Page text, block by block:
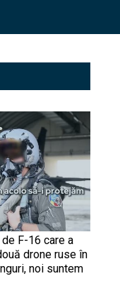
avion de
ale SUA ?
Arma „low-
surprinzător
F-16 (FOTO)
de la miezul
ucraineană
un avion MiG-
Ucrainenii
să hărțuiască
a
Mirage 2000 și
apărării aeriene
F-16 care a
drone ruse în
noi suntem